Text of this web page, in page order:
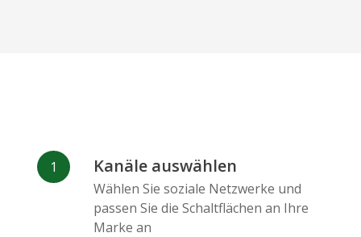
Deviantart Dribbble
Kanäle auswählen
Wählen Sie soziale Netzwerke und
passen Sie die Schaltflächen an Ihre
Marke an